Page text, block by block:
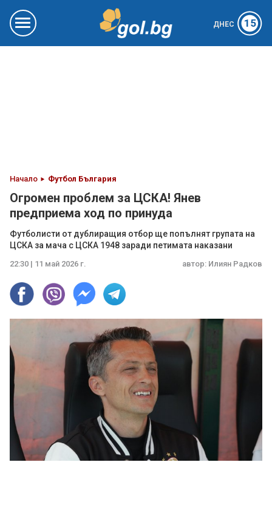
ДНЕС 15
Начало Футбол България
Огромен проблем за ЦСКА! Янев
предприема ход по принуда
Футболисти от дублиращия отбор ще попълнят групата на
ЦСКА за мача с ЦСКА 1948 заради петимата наказани
22:30 | 11 май 2026 г. автор: Илиян Радков